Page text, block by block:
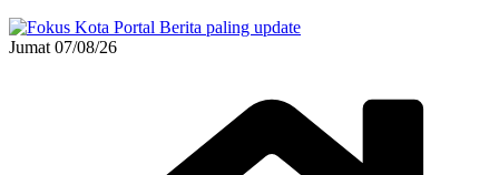
Jumat 07/08/26